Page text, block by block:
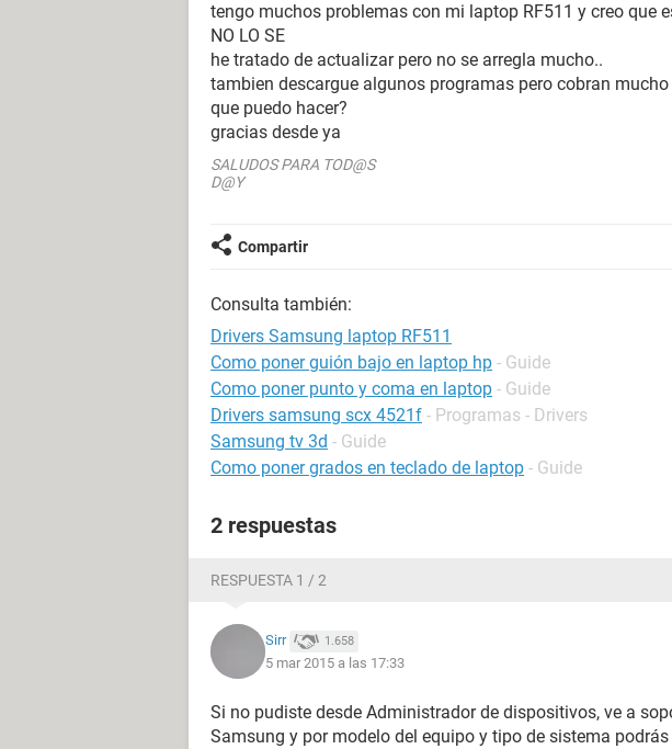
tengo muchos problemas con mi laptop RF511 y creo que
NO LO SE
he tratado de actualizar pero no se arregla mucho..
tambien descargue algunos programas pero cobran
que puedo hacer?
gracias desde ya
SALUDOS PARA TOD@S
D@Y
Compartir
Consulta también:
Drivers Samsung laptop RF511
Como poner guión bajo en laptop hp - Guide
Como poner punto y coma en laptop - Guide
Drivers samsung scx 4521f - Programas - Drivers
Samsung tv 3d - Guide
Como poner grados en teclado de laptop - Guide
2 respuestas
RESPUESTA 1 / 2
Sirr 1.658
5 mar 2015 a las 17:33
Si no pudiste desde Administrador de dispositivos, ve a
Samsung y por modelo del equipo y tipo de sistema